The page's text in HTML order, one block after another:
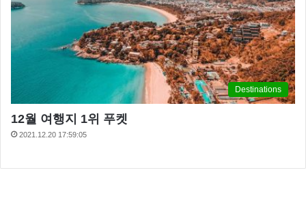
Destinations
12월 여행지 1위 푸켓
2021.12.20 17:59:05